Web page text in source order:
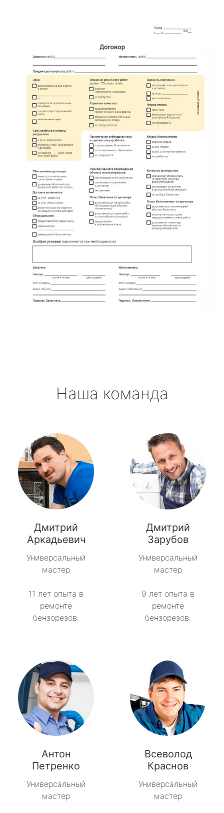
Наша команда
Дмитрий
Аркадьевич
Универсальный
мастер
11 лет опыта в
ремонте
бензорезов.
Дмитрий
Зарубов
Универсальный
мастер
9 лет опыта в
ремонте
бензорезов.
Антон
Петренко
Универсальный
мастер
Всеволод
Краснов
Универсальный
мастер